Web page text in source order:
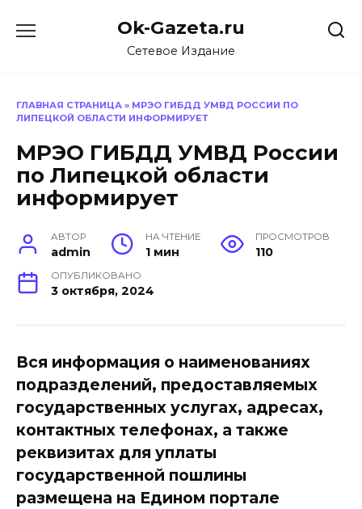
Ok-Gazeta.ru
Сетевое Издание
ГЛАВНАЯ СТРАНИЦА » МРЭО ГИБДД УМВД РОССИИ ПО
ЛИПЕЦКОЙ ОБЛАСТИ ИНФОРМИРУЕТ
МРЭО ГИБДД УМВД России
по Липецкой области
информирует
АВТОР
admin
НА ЧТЕНИЕ
1 мин
ПРОСМОТРОВ
110
ОПУБЛИКОВАНО
3 октября, 2024
Вся информация о наименованиях
подразделений, предоставляемых
государственных услугах, адресах,
контактных телефонах, а также
реквизитах для уплаты
государственной пошлины
размещена на Едином портале